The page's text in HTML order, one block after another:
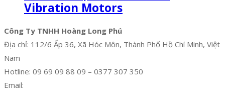
Vibration Motors
Công Ty TNHH Hoàng Long Phú
Địa chỉ: 112/6 Ấp 36, Xã Hóc Môn, Thành Phố Hồ Chí Minh, Việt
Nam
Hotline: 09 69 09 88 09 – 0377 307 350
Email: